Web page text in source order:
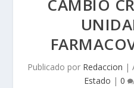
CAMBIO
Publicado por Redaccion |
Estado | 0